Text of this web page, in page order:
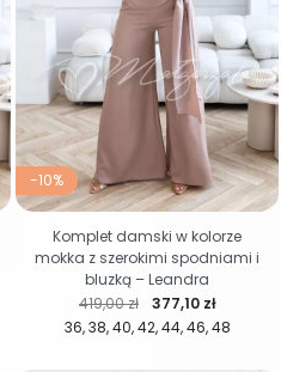
-10%
36 38 40 42 44 46 48
Cena regularna
419,00 zł Cena
377,10 zł
Komplet damski w kolorze
mokka z szerokimi spodniami i
bluzką – Leandra